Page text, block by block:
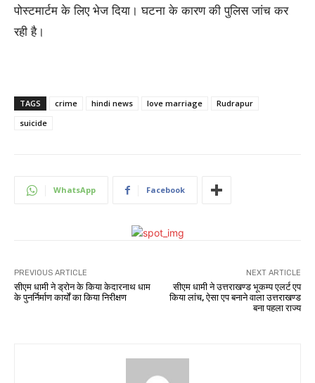
पोस्टमार्टम के लिए भेज दिया। घटना के कारण की पुलिस जांच कर
रही है।
TAGS crime hindi news love marriage
Rudrapur
suicide
WhatsApp Facebook
PREVIOUS ARTICLE
सीएम धामी ने ड्रोन के किया केदारनाथ धाम
के पुनर्निर्माण कार्यों का किया निरीक्षण
NEXT ARTICLE
सीएम धामी ने उत्तराखण्ड भूकम्प एलर्ट एप
किया लांच, ऐसा एप बनाने वाला उत्तराखण्ड
बना पहला राज्य